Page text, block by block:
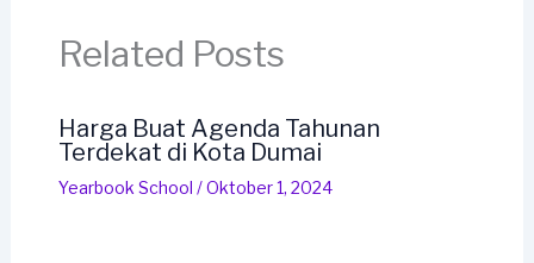
Related Posts
Harga Buat Agenda Tahunan
Terdekat di Kota Dumai
Yearbook School /Oktober 1, 2024